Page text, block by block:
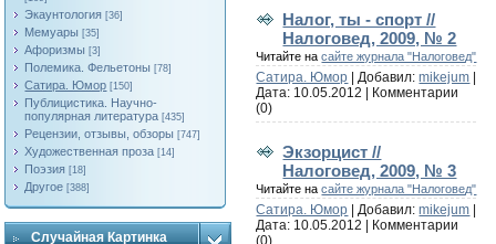
Экаунтология [36]
Мемуары [35]
Афоризмы [3]
Полемика. Фельетоны [78]
Сатира. Юмор [150]
Публицистика. Научно-
популярная литература [435]
Рецензии, отзывы, обзоры [747]
Художественная проза [14]
Поэзия [18]
Другое [388]
Случайная Картинка
Налог, ты - спорт //
Налоговед, 2009, № 2
Читайте насайте журнала "Налоговед"
Сатира. Юмор | Добавил:mikejum
Дата: 10.05.2012
Комментарии
(0)
Экзорцист //
Налоговед, 2009, № 3
Читайте насайте журнала "Налоговед"
Сатира. Юмор | Добавил:mikejum
Дата: 10.05.2012
Комментарии
(0)